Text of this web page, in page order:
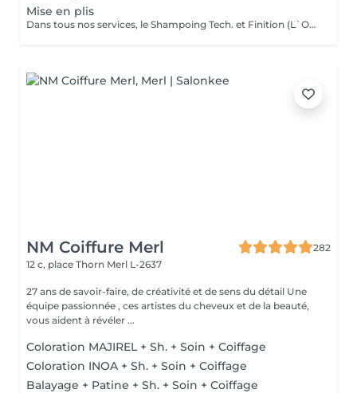
Mise en plis
Dans tous nos services, le Shampoing Tech. et Finition (L`OREAL)sont compris.
NM Coiffure Merl
282
12 c, place Thorn Merl L-2637
27 ans de savoir-faire, de créativité et de sens du détail Une
équipe passionnée , ces artistes du cheveux et de la beauté,
vous aident à révéler ...
Coloration MAJIREL + Sh. + Soin + Coiffage
Coloration INOA + Sh. + Soin + Coiffage
Balayage + Patine + Sh. + Soin + Coiffage